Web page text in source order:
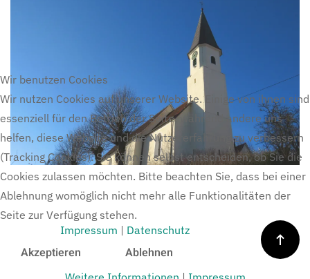
Impressum | Datenschutz
Wir benutzen Cookies
Wir nutzen Cookies auf unserer Website. Einige von ihnen sind
essenziell für den Betrieb der Seite, während andere uns
helfen, diese Website und die Nutzererfahrung zu verbessern
(Tracking Cookies). Sie können selbst entscheiden, ob Sie die
Cookies zulassen möchten. Bitte beachten Sie, dass bei einer
Ablehnung womöglich nicht mehr alle Funktionalitäten der
Seite zur Verfügung stehen.
Akzeptieren Ablehnen